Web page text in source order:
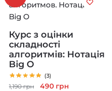
Курс з оцінки
складності
алгоритмів: Нотація
Big O
(3)
1,190грн
Оригінальна
490 грн